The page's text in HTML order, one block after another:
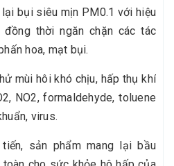
lại bụi siêu mịn PM0.1 với hiệu
đồng thời ngăn chặn các tác
hoa, mạt bụi.
mùi hôi khó chịu, hấp thụ khí
NO2, formaldehyde, toluene
virus.
sản phẩm mang lại bầu